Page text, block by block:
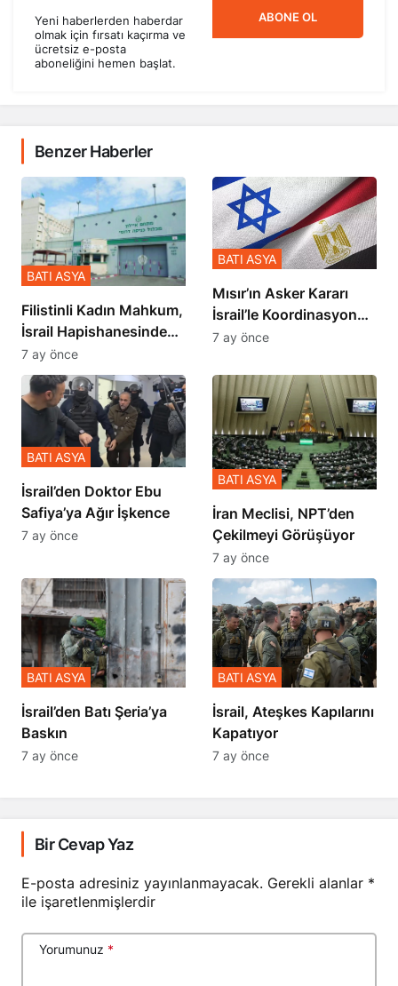
Yeni haberlerden haberdar
olmak için fırsatı kaçırma ve
ücretsiz e-posta
aboneliğini hemen başlat.
ABONE OL
Benzer Haberler
Filistinli Kadın Mahkum,
İsrail Hapishanesindeki
Zulmü Anlattı
BATI ASYA
7 ay önce
Mısır’ın Asker Kararı
İsrail’le Koordinasyon
İçinde Gerçekleşmiş
BATI ASYA
7 ay önce
İsrail’den Doktor Ebu
Safiya’ya Ağır İşkence
BATI ASYA
7 ay önce
İran Meclisi, NPT’den
Çekilmeyi Görüşüyor
BATI ASYA
7 ay önce
​​​​​​​İsrail’den Batı Şeria’ya
Baskın
BATI ASYA
7 ay önce
İsrail, Ateşkes Kapılarını
Kapatıyor
BATI ASYA
7 ay önce
Bir Cevap Yaz
E-posta adresiniz yayınlanmayacak. Gerekli alanlar *
ile işaretlenmişlerdir
Yorumunuz *